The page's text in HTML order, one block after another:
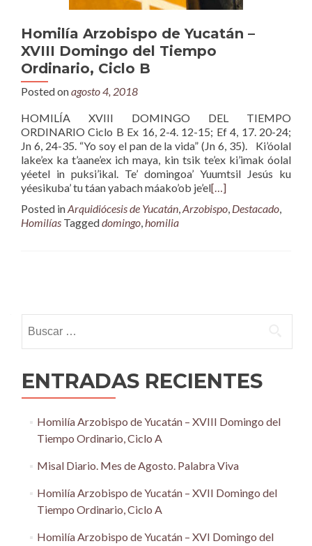
Homilía Arzobispo de Yucatán –
XVIII Domingo del Tiempo
Ordinario, Ciclo B
Posted onagosto 4, 2018
HOMILÍA XVIII DOMINGO DEL TIEMPO
ORDINARIO Ciclo B Ex 16, 2-4. 12-15; Ef 4, 17. 20-24;
Jn 6, 24-35. “Yo soy el pan de la vida” (Jn 6, 35). Ki’óolal
lake’ex ka t’aane’ex ich maya, kin tsik te’ex ki’imak óolal
yéetel in puksi’ikal. Te’ domingoa’ Yuumtsil Jesús ku
yéesikuba’ tu táan yabach máako’ob je’el[…]
Posted inArquidiócesis de Yucatán,Arzobispo, Destacado,
Homilías Taggeddomingo,homilia
navigation
ENTRADAS RECIENTES
Homilía Arzobispo de Yucatán – XVIII Domingo del
Tiempo Ordinario, Ciclo A
Misal Diario. Mes de Agosto. Palabra Viva
Homilía Arzobispo de Yucatán – XVII Domingo del
Tiempo Ordinario, Ciclo A
Homilía Arzobispo de Yucatán – XVI Domingo del